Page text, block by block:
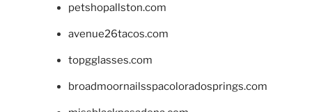
petshopallston.com
avenue26tacos.com
topgglasses.com
broadmoornailsspacoloradosprings.com